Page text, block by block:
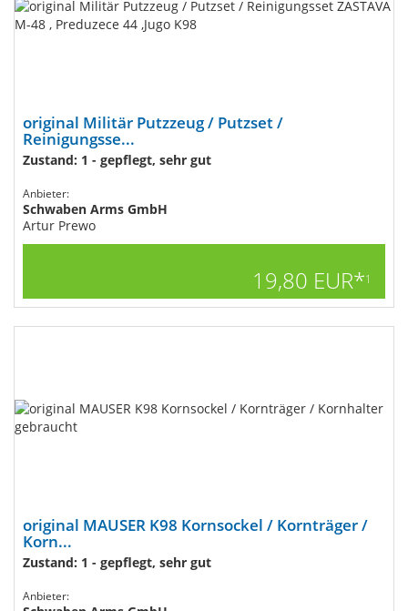
original Militär Putzzeug / Putzset /
Reinigungsse...
Zustand: 1 - gepflegt, sehr gut
Anbieter:
Schwaben Arms GmbH
Artur Prewo
19,80 EUR*1
original MAUSER K98 Kornsockel / Kornträger /
Korn...
Zustand: 1 - gepflegt, sehr gut
Anbieter: